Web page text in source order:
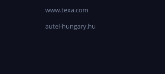
www.texa.com
autel-hungary.hu